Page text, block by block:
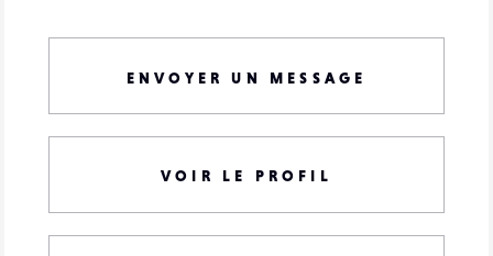
ENVOYER UN MESSAGE
VOIR LE PROFIL